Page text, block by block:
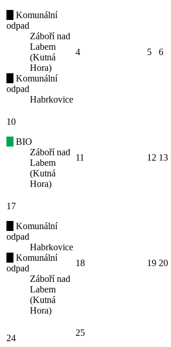
Komunální
odpad
Záboří nad
Labem
(Kutná
Hora)
Komunální
odpad
Habrkovice
4 5 6
10
BIO
Záboří nad
Labem
(Kutná
Hora)
11 12 13
17
Komunální
odpad
Habrkovice
Komunální
odpad
Záboří nad
Labem
(Kutná
Hora)
18 19 20
24
25